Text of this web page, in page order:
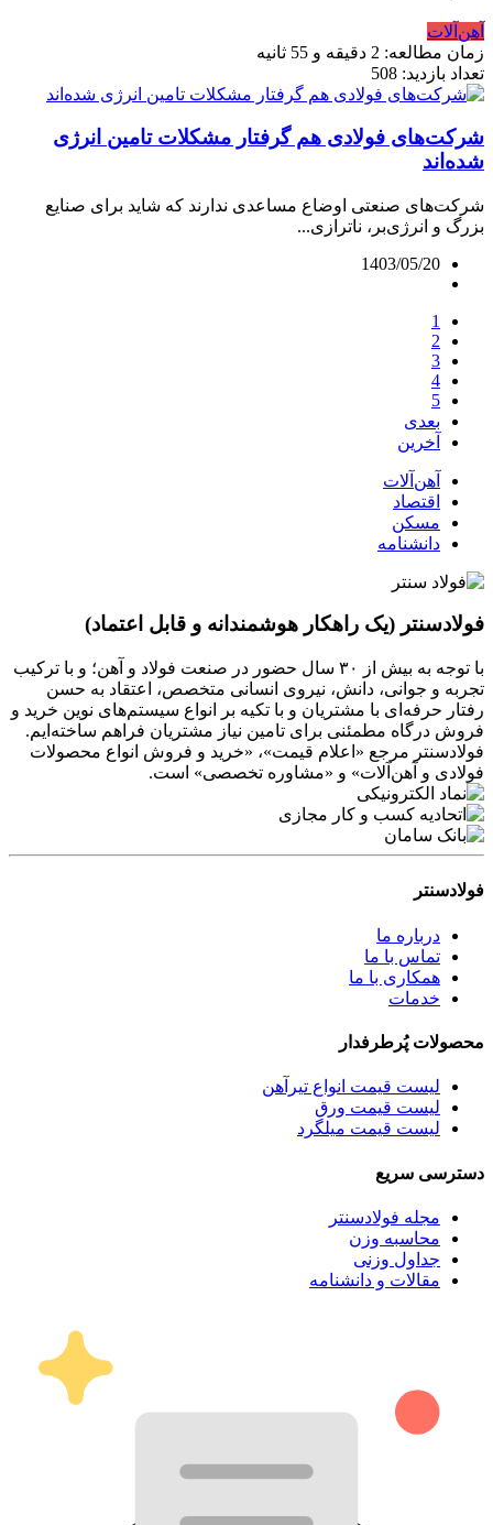
آهن‌آلات
زمان مطالعه: 2 دقیقه و 55 ثانیه
تعداد بازدید: 508
شرکت‌های فولادی هم گرفتار مشکلات تامین انرژی
شده‏‏‌اند
شرکت‌های صنعتی اوضاع مساعدی ندارند که شاید برای صنایع
بزرگ و انرژی‌‌‌بر، ناترازی...
1403/05/20
1
2
3
4
5
بعدی
آخرین
آهن‌آلات
اقتصاد
مسکن
دانشنامه
فولادسنتر (یک راهکار هوشمندانه و قابل اعتماد)
با توجه به بیش از ۳۰ سال حضور در صنعت فولاد و آهن؛ و با ترکیب
تجربه و جوانی، دانش، نیروی انسانی متخصص، اعتقاد به حسن
رفتار حرفه‌ای با مشتریان و با تکیه بر انواع سیستم‌های نوین خرید و
فروش درگاه مطمئنی برای تامین نیاز مشتریان فراهم ساخته‌ایم.
فولادسنتر مرجع «اعلام قیمت»، «خرید و فروش انواع محصولات
فولادی و آهن‌آلات» و «مشاوره تخصصی» است.
فولادسنتر
درباره ما
تماس با ما
همکاری با ما
خدمات
محصولات پُرطرفدار
لیست قیمت انواع تیرآهن
لیست قیمت ورق
لیست قیمت میلگرد
دسترسی سریع
مجله فولادسنتر
محاسبه وزن
جداول وزنی
مقالات و دانشنامه